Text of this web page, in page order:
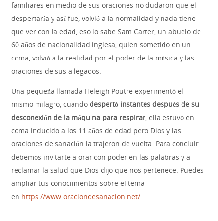
familiares en medio de sus oraciones no dudaron que el
despertaría y así fue, volvió a la normalidad y nada tiene
que ver con la edad, eso lo sabe Sam Carter, un abuelo de
60 años de nacionalidad inglesa, quien sometido en un
coma, volvió a la realidad por el poder de la música y las
oraciones de sus allegados.
Una pequeña llamada Heleigh Poutre experimentó el
mismo milagro, cuandodespertó instantes después de su
desconexión de la máquina para respirar, ella estuvo en
coma inducido a los 11 años de edad pero Dios y las
oraciones de sanación la trajeron de vuelta. Para concluir
debemos invitarte a orar con poder en las palabras y a
reclamar la salud que Dios dijo que nos pertenece. Puedes
ampliar tus conocimientos sobre el tema
en https://www.oraciondesanacion.net/